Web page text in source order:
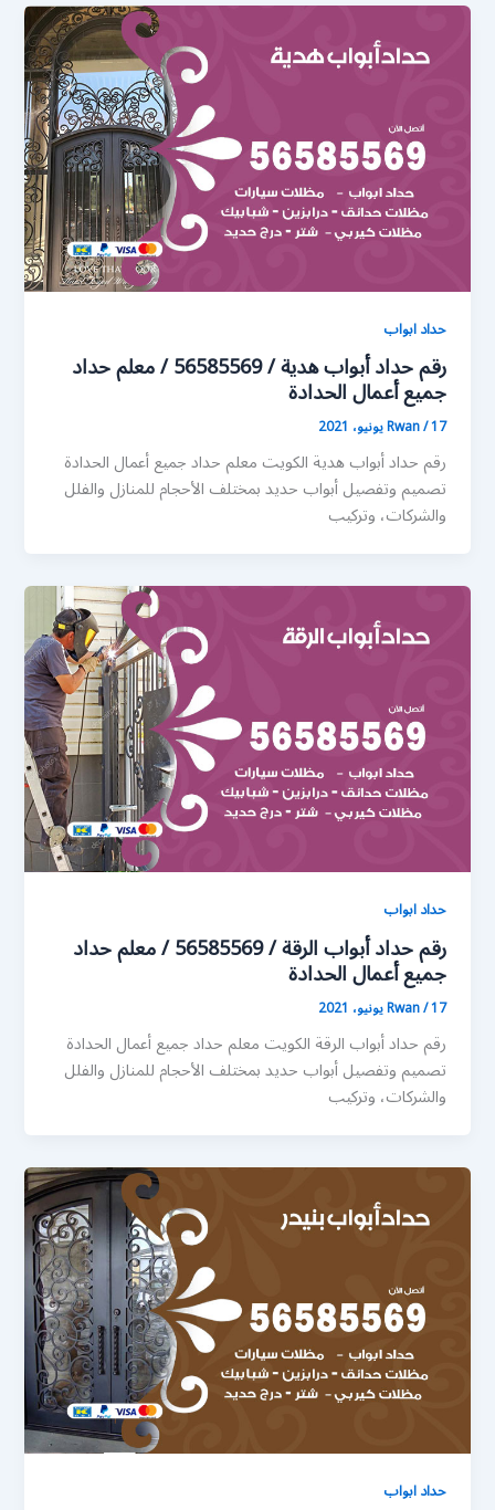
حداد ابواب
رقم حداد أبواب هدية / 56585569 / معلم حداد
جميع أعمال الحدادة
Rwan/17 يونيو، 2021
رقم حداد أبواب هدية الكويت معلم حداد جميع أعمال الحدادة
تصميم وتفصيل أبواب حديد بمختلف الأحجام للمنازل والفلل
والشركات، وتركيب
حداد ابواب
رقم حداد أبواب الرقة / 56585569 / معلم حداد
جميع أعمال الحدادة
Rwan/17 يونيو، 2021
رقم حداد أبواب الرقة الكويت معلم حداد جميع أعمال الحدادة
تصميم وتفصيل أبواب حديد بمختلف الأحجام للمنازل والفلل
والشركات، وتركيب
حداد ابواب